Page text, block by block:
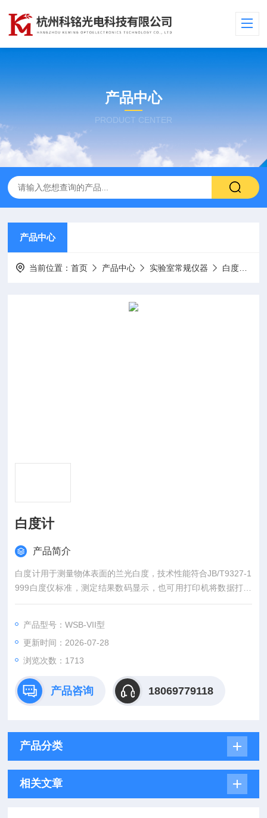
产品中心
PRODUCT CENTER
产品中心
当前位置：首页 产品中心 实验室常规仪器 白度仪
白度计
产品简介
白度计用于测量物体表面的兰光白度，技术性能符合JB/T9327-1
999白度仪标准，测定结果数码显示，也可用打印机将数据打印
出来（打印机为选配件由用户根据需要自行选择），操作简便、
纤、塑料、瓷土、白水泥、涂料、油漆、陶瓷、搪瓷、纸张、纸
浆等行业需对产品白度进行测定的部门。
产品型号：WSB-VII型
更新时间：2026-07-28
浏览次数：1713
产品咨询 18069779118
产品分类
相关文章